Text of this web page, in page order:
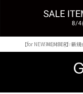
Shopping from
【for NEW MEMBER】